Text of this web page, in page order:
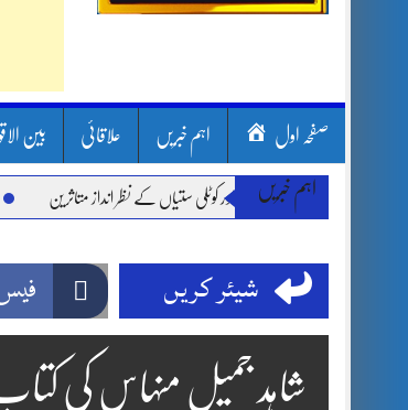
صفحہ اول اہم خبریں علاقائی بین
اہم خبریں
لینڈ سلائیڈنگ اور کوٹلی ستیاں کے نظر انداز متاثرین
شیئر کریں
شاہد جمیل منہاس کی